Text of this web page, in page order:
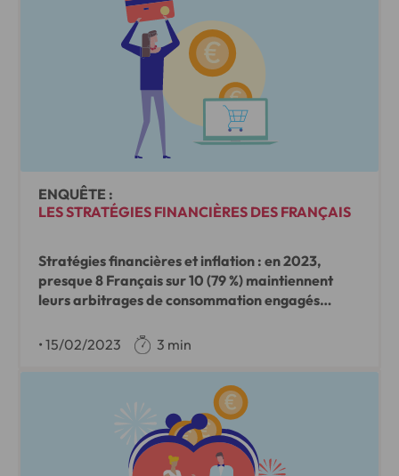
ENQUÊTE :
LES STRATÉGIES FINANCIÈRES DES FRANÇAIS
Stratégies financières et inflation : en 2023,
presque 8 Français sur 10 (79 %) maintiennent
leurs arbitrages de consommation engagés
• 15/02/2023 3 min